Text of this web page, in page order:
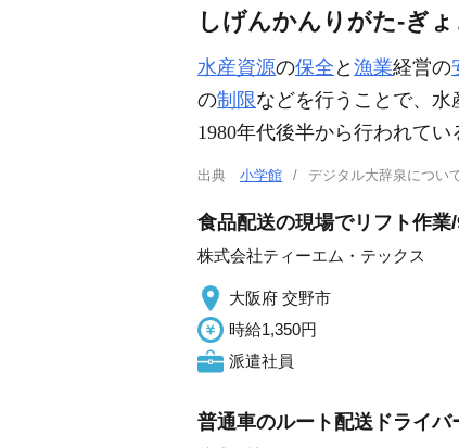
しげんかんりがた‐ぎ
水産資源の保全 と 漁業経営の
の制限などを行うことで、水
1980年代後半から行われてい
出典 小学館 デジタル大辞泉につ
食品配送の現場でリフト作
株式会社ティーエム・テックス
大阪府 交野市
時給1,350円
派遣社員
普通車のルート配送ドライバ